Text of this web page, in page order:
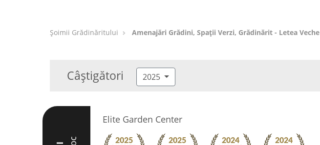
Șoimii Grădinăritului Amenajări Grădini, Spații Verzi, Grădinărit - Letea Veche
Câștigători 2025
I
Elite Garden Center